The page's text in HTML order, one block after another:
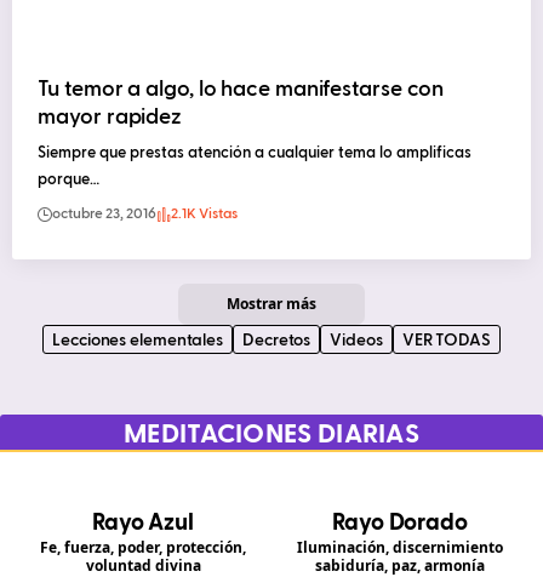
Tu temor a algo, lo hace manifestarse con
mayor rapidez
Siempre que prestas atención a cualquier tema lo amplificas
porque…
octubre 23, 2016 2.1K Vistas
Mostrar más
Lecciones elementales Decretos Videos VER TODAS
MEDITACIONES DIARIAS
Rayo Azul
Fe, fuerza, poder, protección,
voluntad divina
Rayo Dorado
Iluminación, discernimiento
sabiduría, paz, armonía